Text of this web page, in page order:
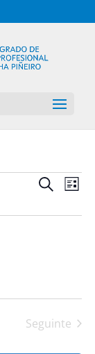
BUSCA
EVENTOS
Procurar
DE
Lista
Seguinte